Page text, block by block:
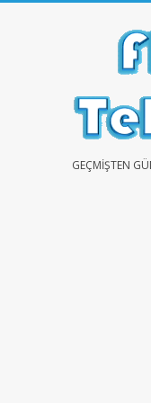
FREEGEÇMIŞTEN